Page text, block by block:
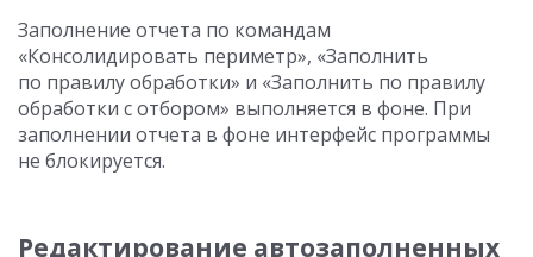
Заполнение отчета по командам
«Консолидировать периметр», «Заполнить
по правилу обработки» и «Заполнить по правилу
обработки с отбором» выполняется в фоне. При
заполнении отчета в фоне интерфейс программы
не блокируется.
Редактирование автозаполненных